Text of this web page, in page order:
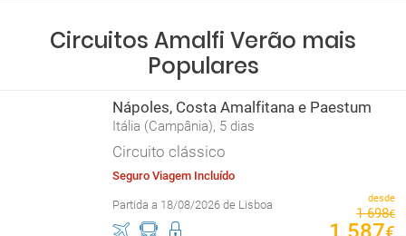
Circuitos Amalfi Verão mais
Populares
Nápoles, Costa Amalfitana e Paestum
Itália (Campânia), 5 dias
Circuito clássico
Seguro Viagem Incluído
Partida a 18/08/2026 de Lisboa desde
1 698€